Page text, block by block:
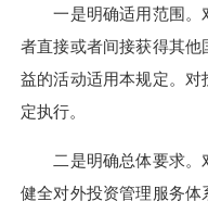
一是明确适用范围。
者直接或者间接获得其
益的活动适用本规定。
定执行。
二是明确总体要求。
健全对外投资管理服务